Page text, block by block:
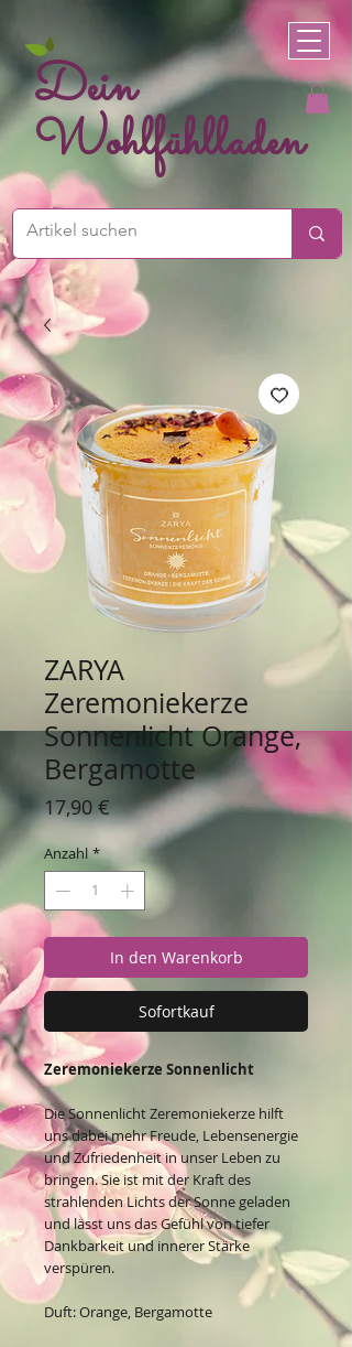
Dein
Wohlfühlladen
ZARYA
Zeremoniekerze
Sonnenlicht Orange,
Bergamotte
17,90 €Preis
Anzahl *
In den Warenkorb
Sofortkauf
Zeremoniekerze Sonnenlicht
Die Sonnenlicht Zeremoniekerze hilft
uns dabei mehr Freude, Lebensenergie
und Zufriedenheit in unser Leben zu
bringen. Sie ist mit der Kraft des
strahlenden Lichts der Sonne geladen
und lässt uns das Gefühl von tiefer
Dankbarkeit und innerer Stärke
verspüren.
Duft: Orange, Bergamotte